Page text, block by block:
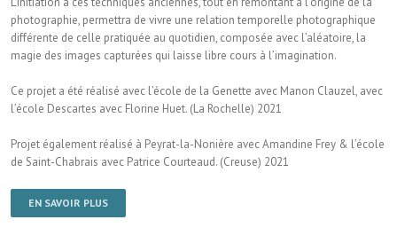
photographie, permettra de vivre une relation temporelle photographique
différente de celle pratiquée au quotidien, composée avec l’aléatoire, la
magie des images capturées qui laisse libre cours à l’imagination.
Ce projet a été réalisé avec l’école de la Genette avec Manon Clauzel, avec
l’école Descartes avec Florine Huet. (La Rochelle) 2021
Projet également réalisé à Peyrat-la-Nonière avec Amandine Frey & l’école
de Saint-Chabrais avec Patrice Courteaud. (Creuse) 2021
EN SAVOIR PLUS